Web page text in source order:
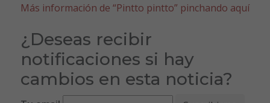
Más información de “Pintto pintto” pinchando aquí
¿Deseas recibir
notificaciones si hay
cambios en esta noticia?